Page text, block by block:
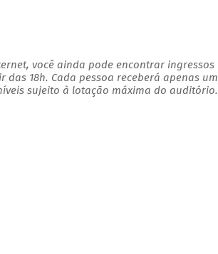
você ainda pode encontrar ingressos
18h. Cada pessoa receberá apenas um
sujeito à lotação máxima do auditório.